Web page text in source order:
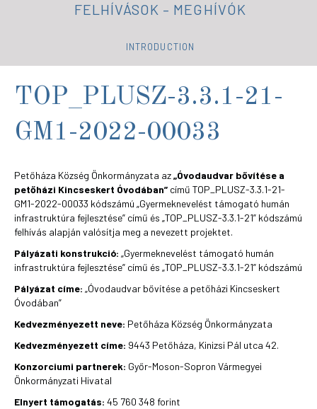
FELHÍVÁSOK – MEGHÍVÓK
INTRODUCTION
TOP_PLUSZ-3.3.1-21-
GM1-2022-00033
Petőháza Község Önkormányzata az„Óvodaudvar bővítése a
petőházi Kincseskert Óvodában” című TOP_PLUSZ-3.3.1-21-
GM1-2022-00033 kódszámú „Gyermeknevelést támogató humán
infrastruktúra fejlesztése” című és „TOP_PLUSZ-3.3.1-21” kódszámú
felhívás alapján valósítja meg a nevezett projektet.
Pályázati konstrukció: „Gyermeknevelést támogató humán
infrastruktúra fejlesztése” című és „TOP_PLUSZ-3.3.1-21” kódszámú
Pályázat címe: „Óvodaudvar bővítése a petőházi Kincseskert
Óvodában”
Kedvezményezett neve: Petőháza Község Önkormányzata
Kedvezményezett címe: 9443 Petőháza, Kinizsi Pál utca 42.
Konzorciumi partnerek: Győr-Moson-Sopron Vármegyei
Önkormányzati Hivatal
Elnyert támogatás: 45 760 348 forint